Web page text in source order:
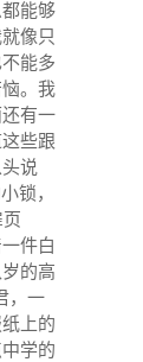
能够
像只
能多
。我
有一
些跟
说
锁，
件白
的高
，一
上的
学的